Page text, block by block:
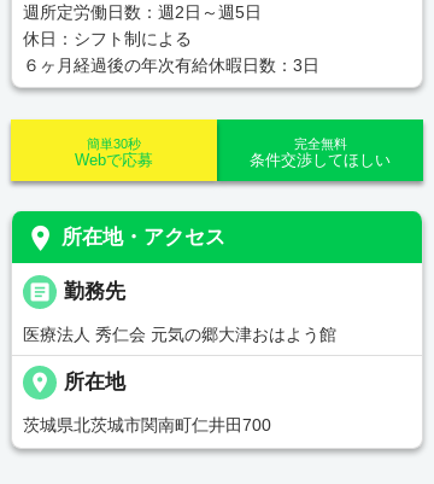
週所定労働日数：週2日～週5日
休日：シフト制による
６ヶ月経過後の年次有給休暇日数：3日
完全無料
条件交渉してほしい
簡単30秒
Webで応募
place 所在地・アクセス
_pin
勤務先
医療法人 秀仁会 元気の郷大津おはよう館
place 所在地
茨城県北茨城市関南町仁井田700